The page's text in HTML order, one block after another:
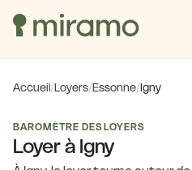
Accueil/Loyers/Essonne/Igny
BAROMÈTRE DES LOYERS
Loyer à Igny